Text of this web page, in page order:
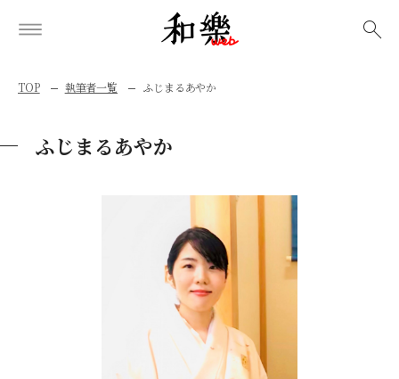
TOP 執筆者一覧 ふじまるあやか
ふじまるあやか